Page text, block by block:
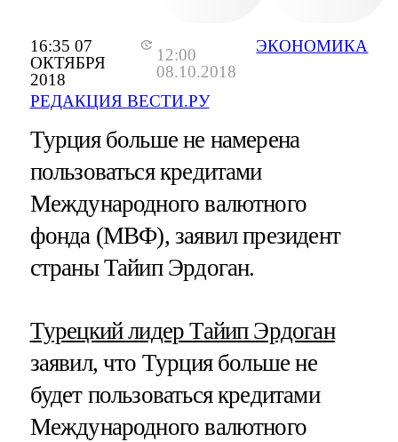
16:35 07
ОКТЯБРЯ
2018
12:00
08.10.2018
РЕДАКЦИЯ ВЕСТИ.РУ
ЭКОНОМИКА
Турция больше не намерена
пользоваться кредитами
Международного валютного
фонда (МВФ), заявил президент
страны Тайип Эрдоган.
Турецкий лидер Тайип Эрдоган
заявил, что Турция больше не
будет пользоваться кредитами
Международного валютного